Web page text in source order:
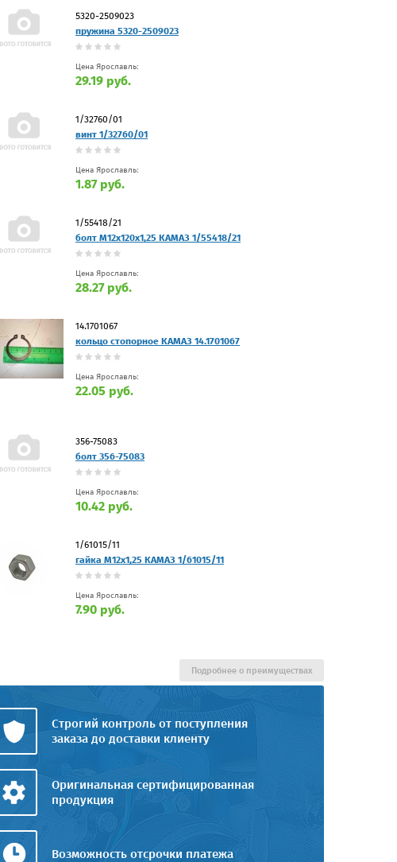
5320-2509023
пружина 5320-2509023
Цена Ярославль:
29.19 руб.
1/32760/01
винт 1/32760/01
Цена Ярославль:
1.87 руб.
1/55418/21
болт М12х120х1,25 КАМАЗ 1/55418/21
Цена Ярославль:
28.27 руб.
14.1701067
кольцо стопорное КАМАЗ 14.1701067
Цена Ярославль:
22.05 руб.
356-75083
болт 356-75083
Цена Ярославль:
10.42 руб.
1/61015/11
гайка М12х1,25 КАМАЗ 1/61015/11
Цена Ярославль:
7.90 руб.
Строгий контроль от поступления
заказа до доставки клиенту
Оригинальная сертифицированная
продукция
Возможность отсрочки платежа
Подробнее о преимуществах